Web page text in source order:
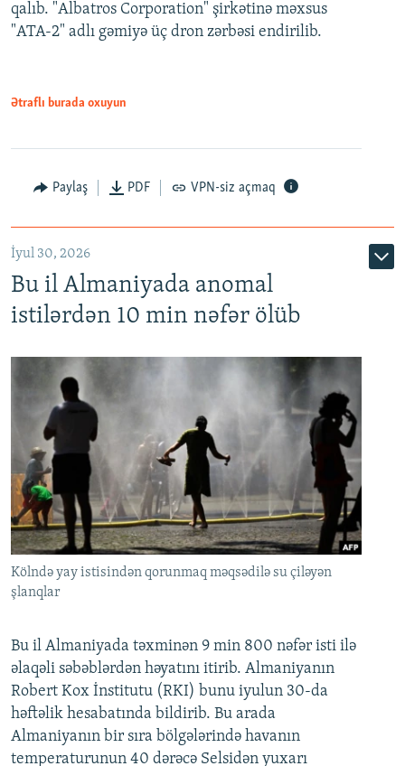
qalıb. "Albatros Corporation" şirkətinə məxsus
"ATA-2" adlı gəmiyə üç dron zərbəsi endirilib.
Ətraflı burada oxuyun
Paylaş PDF VPN-siz açmaq
İyul 30, 2026
Bu il Almaniyada anomal
istilərdən 10 min nəfər ölüb
Kölndə yay istisindən qorunmaq məqsədilə su çiləyən
şlanqlar
Bu il Almaniyada təxminən 9 min 800 nəfər isti ilə
əlaqəli səbəblərdən həyatını itirib. Almaniyanın
Robert Kox İnstitutu (RKI) bunu iyulun 30-da
həftəlik hesabatında bildirib. Bu arada
Almaniyanın bir sıra bölgələrində havanın
temperaturunun 40 dərəcə Selsidən yuxarı